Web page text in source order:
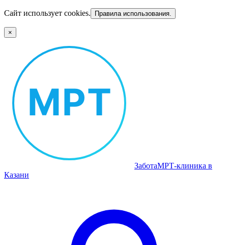
Сайт использует cookies. Правила использования.
×
ЗаботаМРТ‑клиника в
Казани